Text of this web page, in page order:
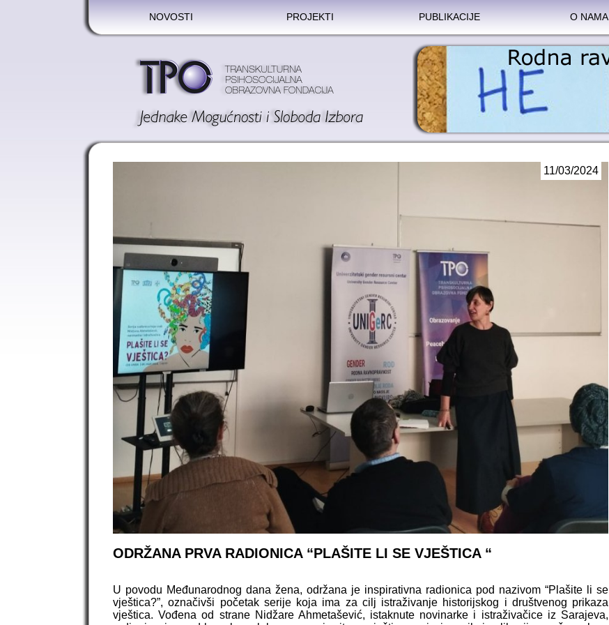
NOVOSTI PROJEKTI PUBLIKACIJE O NAMA
11/03/2024
ODRŽANA PRVA RADIONICA “PLAŠITE LI SE VJEŠTICA “
U povodu Međunarodnog dana žena, održana je inspirativna radionica pod nazivom “Plašite li se
vještica?”, označivši početak serije koja ima za cilj istraživanje historijskog i društvenog prikaza
vještica. Vođena od strane Nidžare Ahmetašević, istaknute novinarke i istraživačice iz Sarajeva,